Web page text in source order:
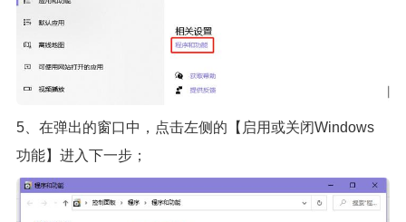
5、在弹出的窗口中，点击左侧的【启用或关闭Windows
功能】进入下一步；